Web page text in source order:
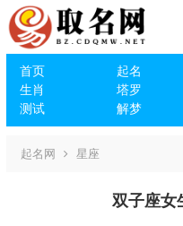
首页 起名
生肖
塔罗
测试
解梦
起名网 星座
双子座女